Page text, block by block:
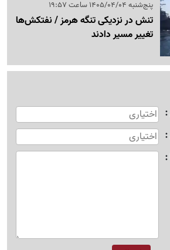
پنج‌شنبه 1405/04/04 ساعت 19:57
تنش در نزدیکی تنگه هرمز / نفتکش‌ها
تغییر مسیر دادند